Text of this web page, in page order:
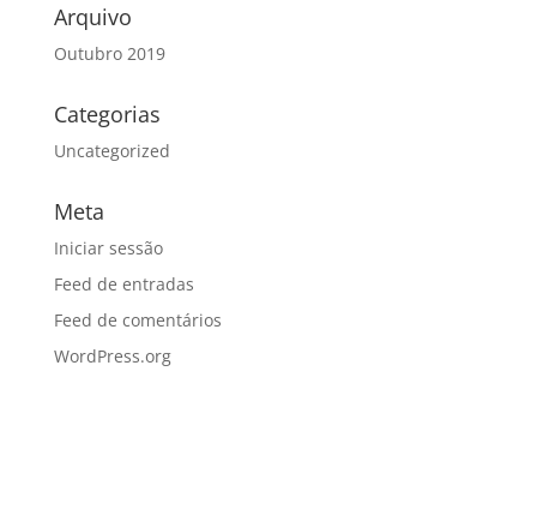
Arquivo
Outubro 2019
Categorias
Uncategorized
Meta
Iniciar sessão
Feed de entradas
Feed de comentários
WordPress.org